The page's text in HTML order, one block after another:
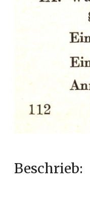
Beschrieb: